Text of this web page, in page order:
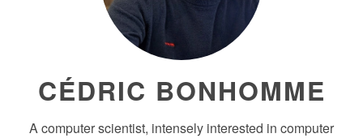
CÉDRIC BONHOMME
A computer scientist, intensely interested in computer